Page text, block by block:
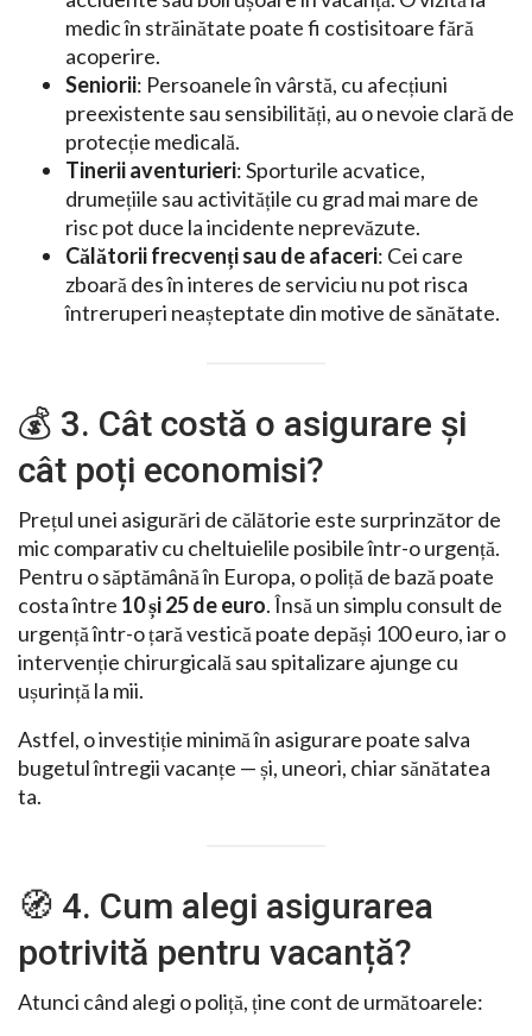
medic în străinătate poate fi costisitoare fără
acoperire.
Seniorii: Persoanele în vârstă, cu afecțiuni
preexistente sau sensibilități, au o nevoie clară de
protecție medicală.
Tinerii aventurieri: Sporturile acvatice,
drumețiile sau activitățile cu grad mai mare de
risc pot duce la incidente neprevăzute.
Călătorii frecvenți sau de afaceri: Cei care
zboară des în interes de serviciu nu pot risca
întreruperi neașteptate din motive de sănătate.
💰 3. Cât costă o asigurare și
cât poți economisi?
Prețul unei asigurări de călătorie este surprinzător de
mic comparativ cu cheltuielile posibile într-o urgență.
Pentru o săptămână în Europa, o poliță de bază poate
costa între 10 și 25 de euro. Însă un simplu consult de
urgență într-o țară vestică poate depăși 100 euro, iar o
intervenție chirurgicală sau spitalizare ajunge cu
ușurință la mii.
Astfel, o investiție minimă în asigurare poate salva
bugetul întregii vacanțe — și, uneori, chiar sănătatea
ta.
🧭 4. Cum alegi asigurarea
potrivită pentru vacanță?
Atunci când alegi o poliță, ține cont de următoarele: